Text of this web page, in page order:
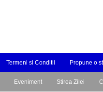
Termeni si Conditii Propune o
Eveniment Stirea Zilei